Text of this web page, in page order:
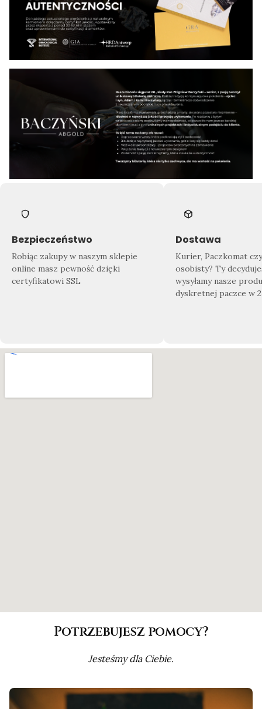
Bezpieczeństwo
Robiąc zakupy w naszym sklepie
online masz pewność dzięki
certyfikatowi SSL
Dostawa
Kurier, Paczkomat
osobisty? Ty
wysyłamy nasze
dyskretnej paczce w
Potrzebujesz pomocy?
Jesteśmy dla Ciebie.